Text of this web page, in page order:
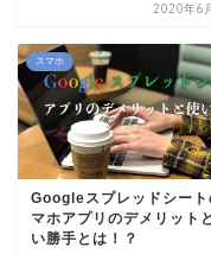
2020年6
スマホ
Googleスプレッドシート
マホアプリのデメリット
い勝手とは！？